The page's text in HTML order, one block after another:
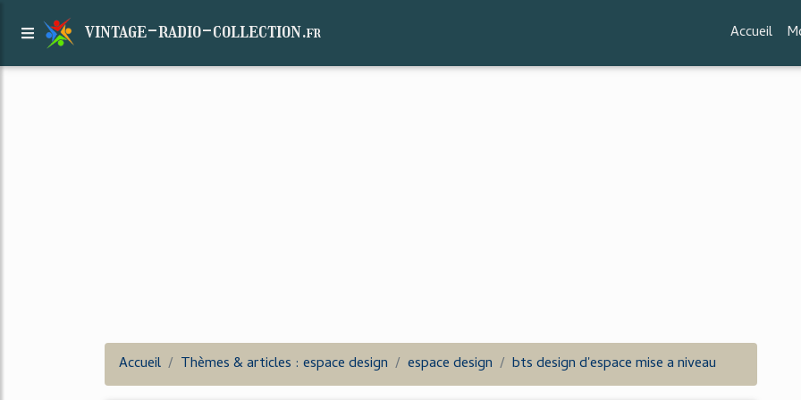
vintage-radio-collection.fr Accueil
Accueil Thèmes & articles : espace design espace design bts design d'espace mise a niveau